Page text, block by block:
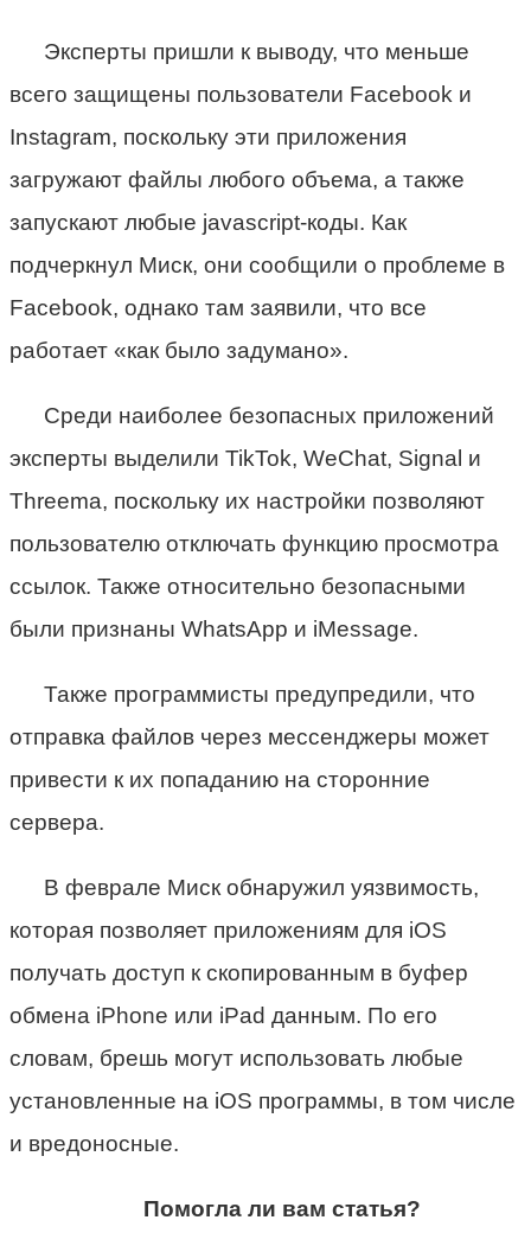
Эксперты пришли к выводу, что меньше
всего защищены пользователи Facebook и
Instagram, поскольку эти приложения
загружают файлы любого объема, а также
запускают любые jаvascript-коды. Как
подчеркнул Миск, они сообщили о проблеме в
Facebook, однако там заявили, что все
работает «как было задумано».
Среди наиболее безопасных приложений
эксперты выделили TikTok, WeChat, Signal и
Threema, поскольку их настройки позволяют
пользователю отключать функцию просмотра
ссылок. Также относительно безопасными
были признаны WhatsApp и iMessage.
Также программисты предупредили, что
отправка файлов через мессенджеры может
привести к их попаданию на сторонние
сервера.
В феврале Миск обнаружил уязвимость,
которая позволяет приложениям для iOS
получать доступ к скопированным в буфер
обмена iPhone или iPad данным. По его
словам, брешь могут использовать любые
установленные на iOS программы, в том числе
и вредоносные.
Помогла ли вам статья?